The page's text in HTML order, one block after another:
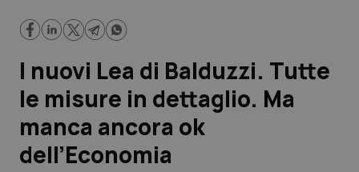
Regioni e Asl
Lavoro e Professioni
Scienza e Farmaci
Studi e Analisi
I nuovi Lea di Balduzzi. Tutte
le misure in dettaglio. Ma
manca ancora ok
dell’Economia